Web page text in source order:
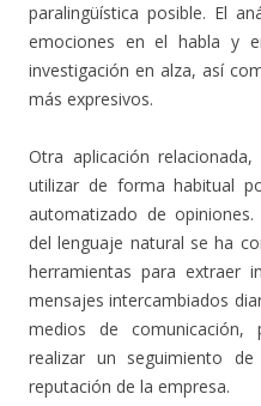
paralingüística posible. El
emociones en el habla y
investigación en alza, así
más expresivos.
Otra aplicación
utilizar de forma habitual
automatizado de
del lenguaje natural se ha
herramientas para extraer
mensajes intercambiados
medios de
realizar un seguimiento
reputación de la empresa.